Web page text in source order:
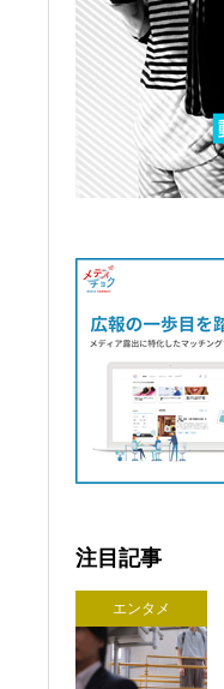
注目記事
エンタメ